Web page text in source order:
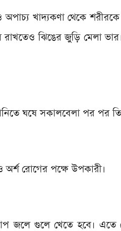
অপাচ্য খাদ্যকণা থেকে
রাখতেও ঝিঙের জুড়ি মেলা
ঘষে সকালবেলা পর পর
অর্শ রোগের পক্ষে উপকারী।
জলে গুলে খেতে হবে। এতে